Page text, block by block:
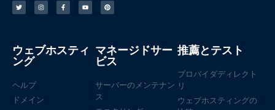
ウェブホスティ
ング
ヘルプ
ドメイン
マネージドサー
ビス
サーバーのメンテナン
ス
推薦とテスト
プロバイダディレクト
リ
ウェブホスティングの